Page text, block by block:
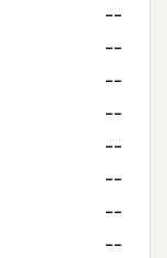
--
--
--
--
--
--
--
--